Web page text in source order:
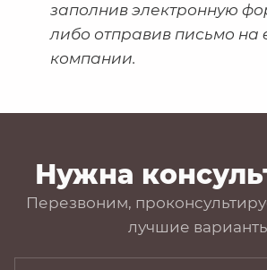
заполнив электронную
либо отправив письмо на
компании.
Нужна
Перезвоним,
лучшие